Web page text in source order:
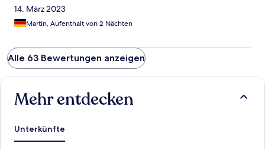
14. März 2023
Martin, Aufenthalt von 2 Nächten
Alle 63 Bewertungen anzeigen
Mehr entdecken
Unterkünfte